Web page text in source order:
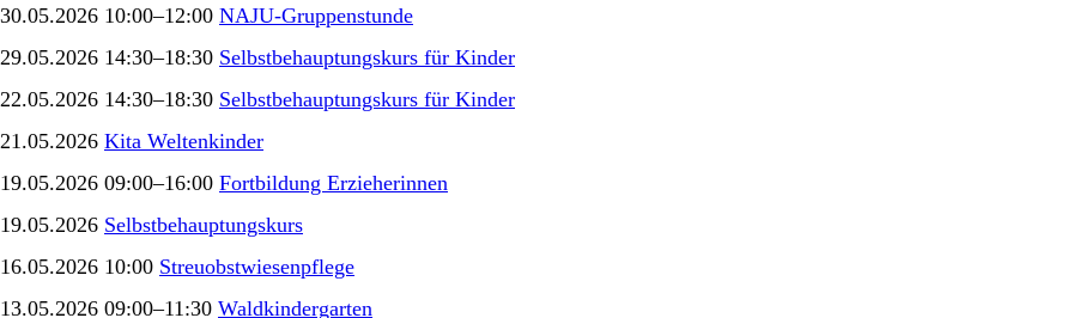
30.05.2026 10:00–12:00 NAJU-Gruppenstunde
29.05.2026 14:30–18:30 Selbstbehauptungskurs für Kinder
22.05.2026 14:30–18:30 Selbstbehauptungskurs für Kinder
21.05.2026 Kita Weltenkinder
19.05.2026 09:00–16:00 Fortbildung Erzieherinnen
19.05.2026 Selbstbehauptungskurs
16.05.2026 10:00 Streuobstwiesenpflege
13.05.2026 09:00–11:30 Waldkindergarten